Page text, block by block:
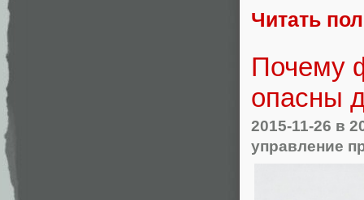
Читать
Почему
опасны
2015-11-26 в
управление